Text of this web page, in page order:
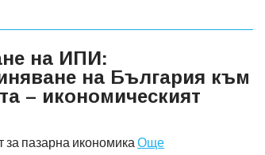
на ИПИ:
на България към
– икономическият
за пазарна икономика Още